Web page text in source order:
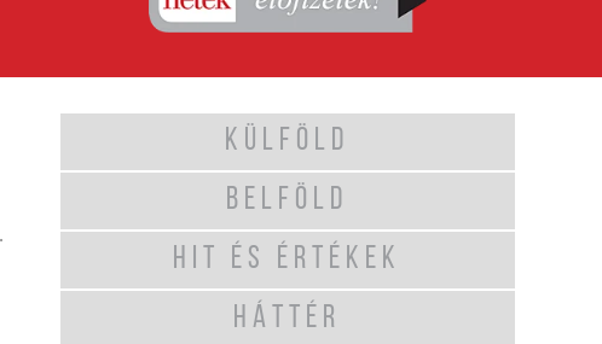
KÜLFÖLD
BELFÖLD
HIT ÉS ÉRTÉKEK
HÁTTÉR